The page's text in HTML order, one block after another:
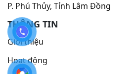
P. Phú Thủy, Tỉnh Lâm Đồng
THÔNG TIN
Giới thiệu
Hoạt động